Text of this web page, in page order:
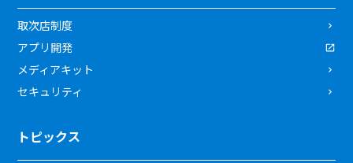
取次店制度
アプリ開発
メディアキット
セキュリティ
トピックス